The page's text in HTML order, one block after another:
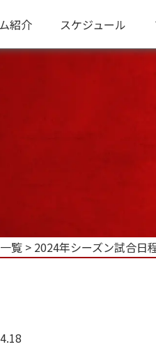
紹介 スケジュール
覧 > 2024年シーズン試合日